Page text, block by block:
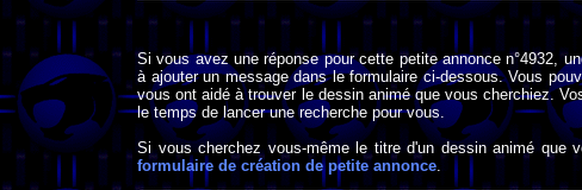
Si vous avez une réponse pour cette petite annonce n°4932,
à ajouter un message dans le formulaire ci-dessous. Vous
vous ont aidé à trouver le dessin animé que vous cherchiez.
le temps de lancer une recherche pour vous.
Si vous cherchez vous-même le titre d'un dessin animé que
formulaire de création de petite annonce.